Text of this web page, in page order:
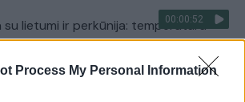
Process My Personal Information
00:00:52
su lietumi ir perkūnija: temperatūra